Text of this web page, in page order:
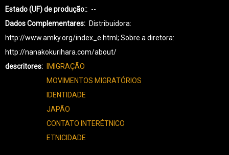
Estado (UF) de produção:
--
Dados Complementares
Distribuidora:
http://www.amky.org/index_e.html; Sobre a diretora:
http://nanakokurihara.com/about/
descritores
IMIGRAÇÃO
MOVIMENTOS MIGRATÓRIOS
IDENTIDADE
JAPÃO
CONTATO INTERÉTNICO
ETNICIDADE